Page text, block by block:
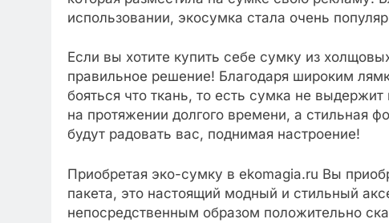
использовании, экосумка стала очень
Если вы хотите купить себе сумку из
правильное решение! Благодаря широким
бояться что ткань, то есть сумка не
на протяжении долгого времени, а стильная
будут радовать вас, поднимая настроение!
Приобретая эко-сумку в ekomagia.ru Вы
пакета, это настоящий модный и стильный
непосредственным образом положительно